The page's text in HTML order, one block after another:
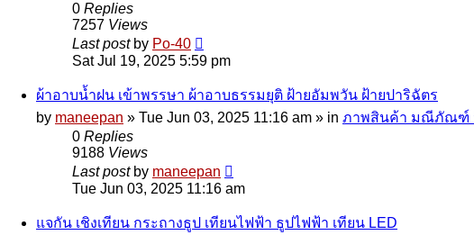
0 Replies
7257 Views
Last post by Po-40
Sat Jul 19, 2025 5:59 pm
ผ้าอาบน้ำฝน เข้าพรรษา ผ้าอาบธรรมยุติ ฝ้ายอัมพวัน ฝ้ายปาริฉัตร
by maneepan » Tue Jun 03, 2025 11:16 am » in ภาพสินค้า มณีภัณฑ์
0 Replies
9188 Views
Last post by maneepan
Tue Jun 03, 2025 11:16 am
แจกัน เชิงเทียน กระถางธูป เทียนไฟฟ้า ธูปไฟฟ้า เทียน LED